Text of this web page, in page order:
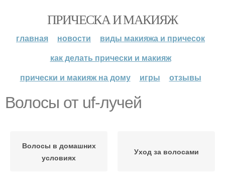
ПРИЧЕСКА И МАКИЯЖ
главная новости
виды макияжа и причесок
как делать прически и макияж
прически и макияж на дому
игры отзывы
Волосы от uf-лучей
Волосы в домашних
условиях
Уход за волосами